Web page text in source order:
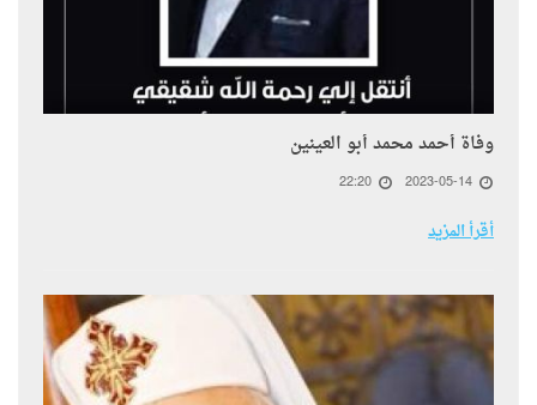
وفاة أحمد محمد أبو العينين
2023-05-14
22:20
أقرأ المزيد